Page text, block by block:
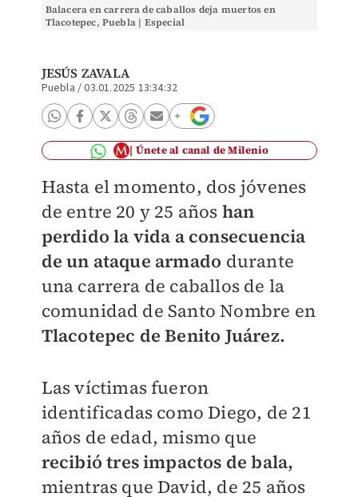
Balacera en carrera de caballos deja muertos en
Tlacotepec, Puebla | Especial
JESÚS ZAVALA
Puebla /03.01.2025 13:34:32
Únete al canal de Milenio
Hasta el momento, dos jóvenes
de entre 20 y 25 años han
perdido la vida a consecuencia
de un ataque armado durante
una carrera de caballos de la
comunidad de Santo Nombre en
Tlacotepec de Benito Juárez.
Las víctimas fueron
identificadas como Diego, de 21
años de edad, mismo que
recibió tres impactos de bala,
mientras que David, de 25 años